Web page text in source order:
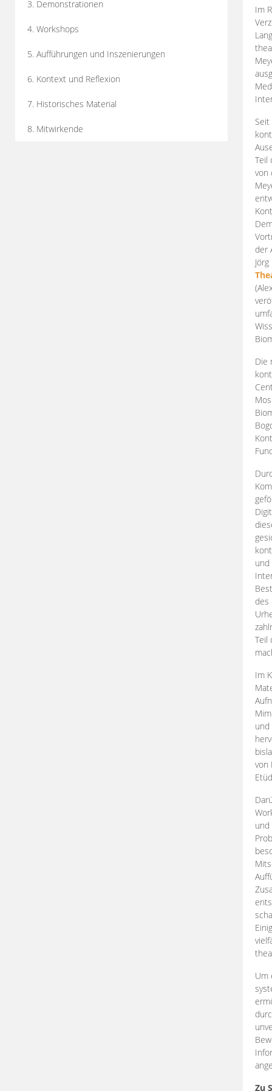
3. Demonstrationen
4. Workshops
5. Aufführungen und Inszenierungen
6. Kontext und Reflexion
7. Historisches Material
8. Mitwirkende
Im
Teil
von
der
Die
des
Teil
Im
und
von
und
Um
Zu